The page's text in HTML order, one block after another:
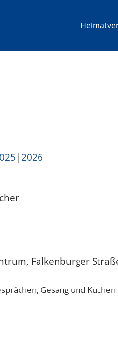
2026
Falkenburger
Gesang und Kuchen